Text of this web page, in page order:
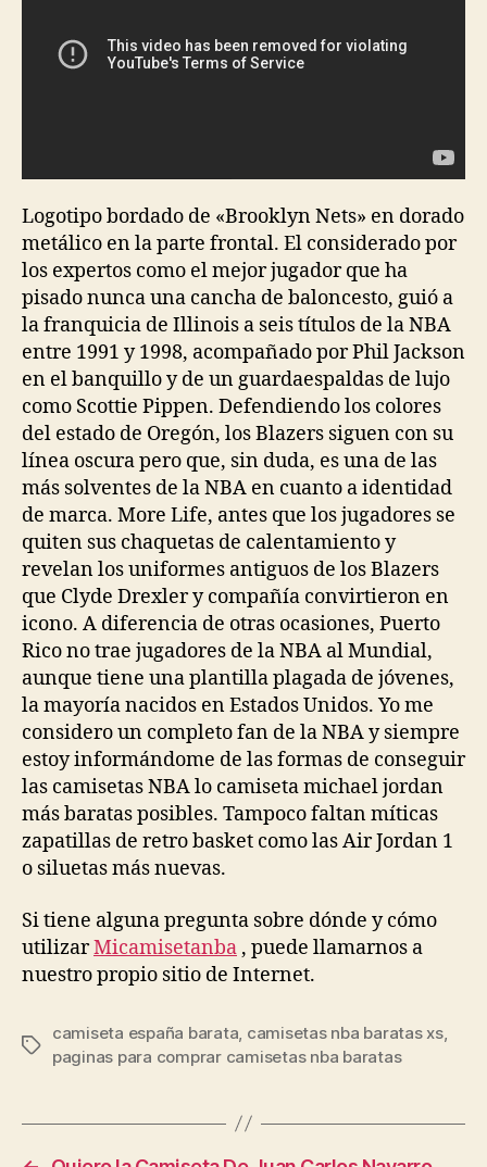
Logotipo bordado de «Brooklyn Nets» en dorado
metálico en la parte frontal. El considerado por
los expertos como el mejor jugador que ha
pisado nunca una cancha de baloncesto, guió a
la franquicia de Illinois a seis títulos de la NBA
entre 1991 y 1998, acompañado por Phil Jackson
en el banquillo y de un guardaespaldas de lujo
como Scottie Pippen. Defendiendo los colores
del estado de Oregón, los Blazers siguen con su
línea oscura pero que, sin duda, es una de las
más solventes de la NBA en cuanto a identidad
de marca. More Life, antes que los jugadores se
quiten sus chaquetas de calentamiento y
revelan los uniformes antiguos de los Blazers
que Clyde Drexler y compañía convirtieron en
icono. A diferencia de otras ocasiones, Puerto
Rico no trae jugadores de la NBA al Mundial,
aunque tiene una plantilla plagada de jóvenes,
la mayoría nacidos en Estados Unidos. Yo me
considero un completo fan de la NBA y siempre
estoy informándome de las formas de conseguir
las camisetas NBA lo camiseta michael jordan
más baratas posibles. Tampoco faltan míticas
zapatillas de retro basket como las Air Jordan 1
o siluetas más nuevas.
Si tiene alguna pregunta sobre dónde y cómo
utilizarMicamisetanba , puede llamarnos a
nuestro propio sitio de Internet.
Etiquetas
camiseta españa barata camisetas nba baratas xs,
paginas para comprar camisetas nba baratas